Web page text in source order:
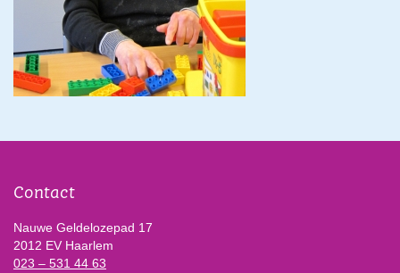
Contact
Nauwe Geldelozepad 17
2012 EV Haarlem
023 – 531 44 63